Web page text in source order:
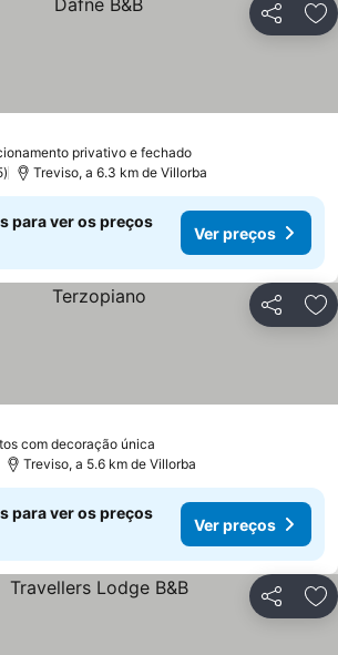
Partilhar
privativo e fechadoVer preços
Treviso, a 6.3 km de Villorba
para ver os preços
Ver preços
Partilhar
com decoração única
Treviso, a 5.6 km de Villorba
para ver os preços
Ver preços
Partilhar